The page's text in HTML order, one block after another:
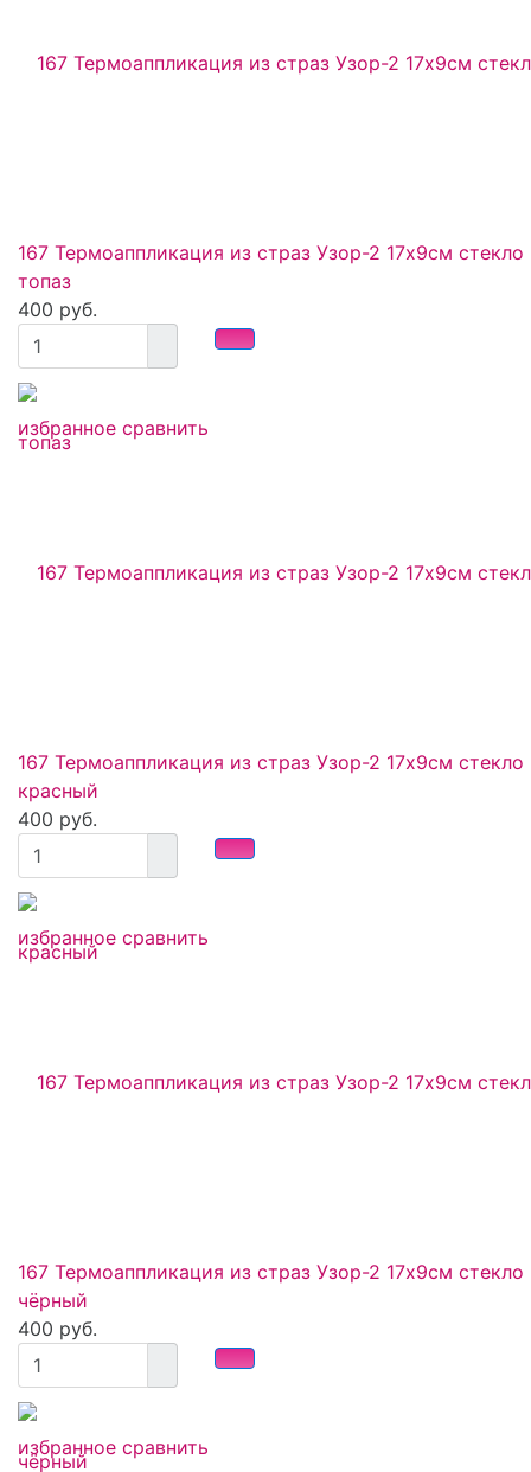
избранное сравнить
167 Термоаппликация из страз Узор-2 17х9см стекло
топаз
400 руб.
избранное сравнить
167 Термоаппликация из страз Узор-2 17х9см стекло
красный
400 руб.
избранное сравнить
167 Термоаппликация из страз Узор-2 17х9см стекло
чёрный
400 руб.